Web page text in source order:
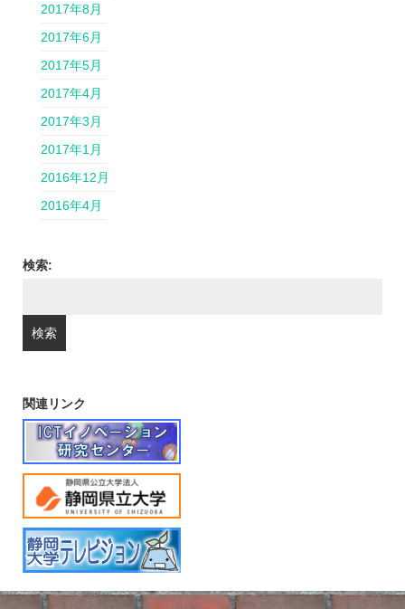
2017年8月
2017年6月
2017年5月
2017年4月
2017年3月
2017年1月
2016年12月
2016年4月
検索:
関連リンク